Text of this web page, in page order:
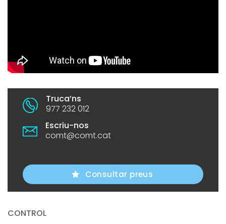
Truca’ns
977 232 012
Escriu-nos
comt@comt.cat
Consultar preus
CONTROL